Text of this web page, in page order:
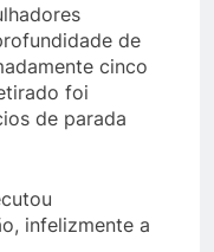
de
cinco
foi
de parada
infelizmente a